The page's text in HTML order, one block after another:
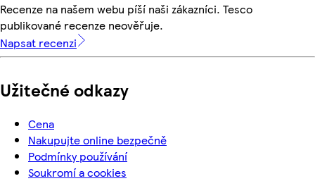
Recenze na našem webu píší naši zákazníci. Tesco
publikované recenze neověřuje.
Napsat recenzi
Užitečné odkazy
Cena
Nakupujte online bezpečně
Podmínky používání
Soukromí a cookies